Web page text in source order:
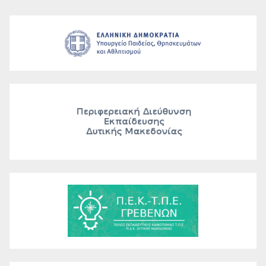
αξιολογικούς πίνακες Β΄ των
Προκηρύξεων του Α.Σ.Ε.Π.
εγγεγραμμένων στους τελικούς
αξιολογικούς πίνακες κατάταξης
Α΄ των Προκηρύξεων του Α.Σ.Ε.Π.